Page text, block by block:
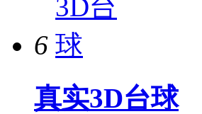
6
真实3D台球